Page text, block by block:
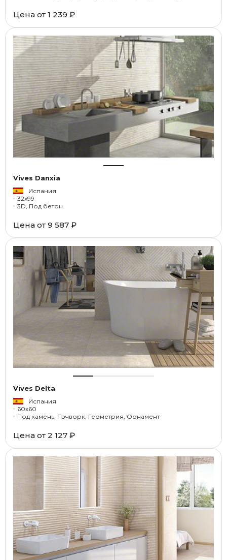
Цена от 1 239 ₽
Vives Danxia
Испания
32x99
3D, Под бетон
Цена от 9 587 ₽
Vives Delta
Испания
60x60
Под камень, Пэчворк, Геометрия, Орнамент
Цена от 2 127 ₽